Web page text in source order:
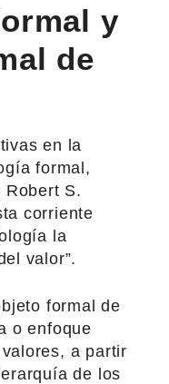
y
de
en la
formal,
S.
corriente
la
valor”.
formal de
o enfoque
a partir
de los